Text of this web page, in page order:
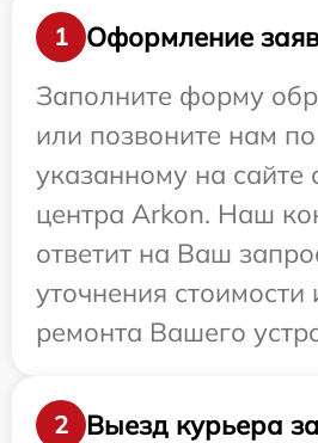
1
Оформление
Заполните форму
или позвоните нам
указанному на сайте
центра Arkon. Наш
ответит на Ваш
уточнения стоимости
ремонта Вашего
2 Выезд курьера